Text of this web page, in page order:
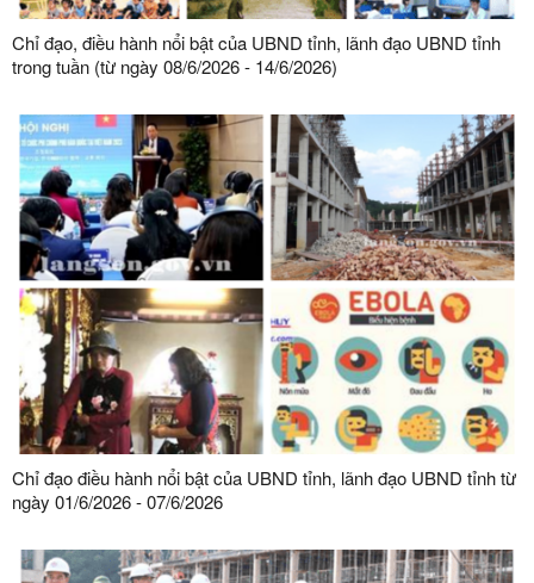
Chỉ đạo, điều hành nổi bật của UBND tỉnh, lãnh đạo UBND tỉnh
trong tuần (từ ngày 08/6/2026 - 14/6/2026)
Chỉ đạo điều hành nổi bật của UBND tỉnh, lãnh đạo UBND tỉnh từ
ngày 01/6/2026 - 07/6/2026